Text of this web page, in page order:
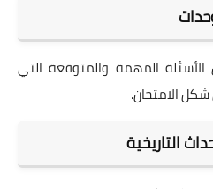
المهمة والمتوقعة التي
الامتحان.
التاريخية